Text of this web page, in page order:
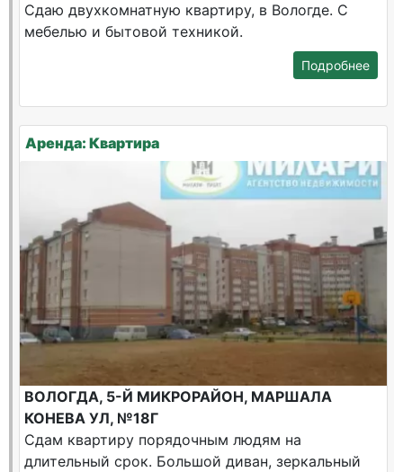
Сдаю двухкомнатную квартиру, в Вологде. С
мебелью и бытовой техникой.
Подробнее
Аренда: Квартира
ВОЛОГДА, 5-Й МИКРОРАЙОН, МАРШАЛА
КОНЕВА УЛ, №18Г
Сдам квартиру порядочным людям на
длительный срок. Большой диван, зеркальный